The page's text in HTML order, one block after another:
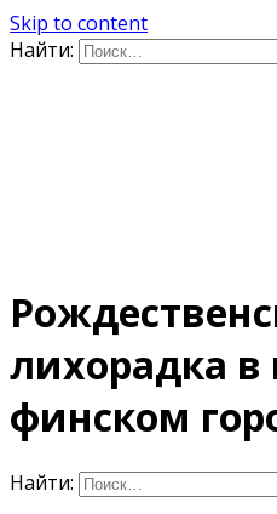
Skip to content
Найти:
лихорадка
финском
Найти: